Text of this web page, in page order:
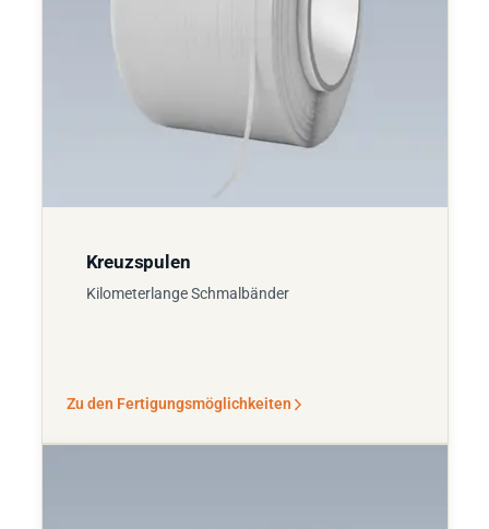
Kreuzspulen
Kilometerlange Schmalbänder
Zu den Fertigungsmöglichkeiten